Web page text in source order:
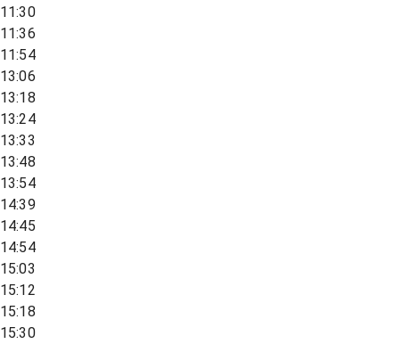
11:30
11:36
11:54
13:06
13:18
13:24
13:33
13:48
13:54
14:39
14:45
14:54
15:03
15:12
15:18
15:30